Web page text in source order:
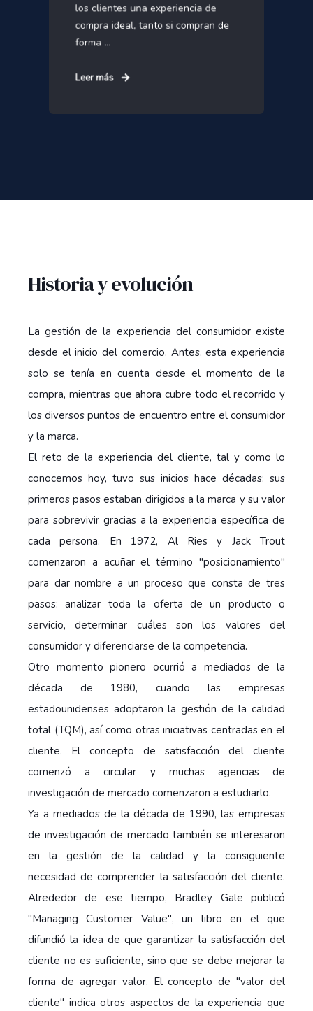
los clientes una experiencia de
compra ideal, tanto si compran de
forma ...
Leer más
Historia y evolución
La gestión de la experiencia del consumidor existe
desde el inicio del comercio. Antes, esta experiencia
solo se tenía en cuenta desde el momento de la
compra, mientras que ahora cubre todo el recorrido y
los diversos puntos de encuentro entre el consumidor
y la marca.
El reto de la experiencia del cliente, tal y como lo
conocemos hoy, tuvo sus inicios hace décadas: sus
primeros pasos estaban dirigidos a la marca y su valor
para sobrevivir gracias a la experiencia específica de
cada persona. En 1972, Al Ries y Jack Trout
comenzaron a acuñar el término "posicionamiento"
para dar nombre a un proceso que consta de tres
pasos: analizar toda la oferta de un producto o
servicio, determinar cuáles son los valores del
consumidor y diferenciarse de la competencia.
Otro momento pionero ocurrió a mediados de la
década de 1980, cuando las empresas
estadounidenses adoptaron la gestión de la calidad
total (TQM), así como otras iniciativas centradas en el
cliente. El concepto de satisfacción del cliente
comenzó a circular y muchas agencias de
investigación de mercado comenzaron a estudiarlo.
Ya a mediados de la década de 1990, las empresas
de investigación de mercado también se interesaron
en la gestión de la calidad y la consiguiente
necesidad de comprender la satisfacción del cliente.
Alrededor de ese tiempo, Bradley Gale publicó
"Managing Customer Value", un libro en el que
difundió la idea de que garantizar la satisfacción del
cliente no es suficiente, sino que se debe mejorar la
forma de agregar valor. El concepto de "valor del
cliente" indica otros aspectos de la experiencia que